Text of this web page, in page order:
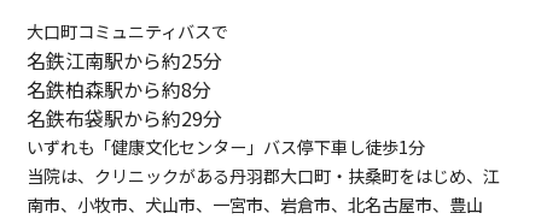
大口町コミュニティバスで
名鉄江南駅から約25分
名鉄柏森駅から約8分
名鉄布袋駅から約29分
いずれも「健康文化センター」バス停下車し徒歩1分
当院は、クリニックがある丹羽郡大口町・扶桑町をはじめ、江
南市、小牧市、犬山市、一宮市、岩倉市、北名古屋市、豊山